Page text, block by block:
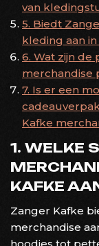
van
5. Biedt
kleding aan
6. Wat zijn de
merchandise
7. Is er een
Kafke
1. WELKE
KAFKE
Zanger Kafke
merchandise